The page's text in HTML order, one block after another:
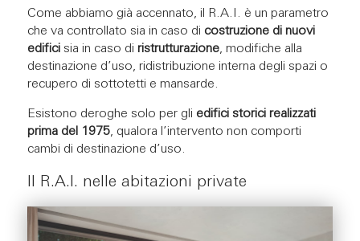
Come abbiamo già accennato, il R.A.I. è un parametro
che va controllato sia in caso di costruzione di nuovi
edifici sia in caso di ristrutturazione, modifiche alla
destinazione d’uso, ridistribuzione interna degli spazi o
recupero di sottotetti e mansarde.
Esistono deroghe solo per gli edifici storici realizzati
prima del 1975, qualora l’intervento non comporti
cambi di destinazione d’uso.
Il R.A.I. nelle abitazioni private